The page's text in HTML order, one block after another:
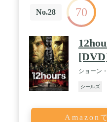
No.28 70
ショーン
シールズ
Amazon